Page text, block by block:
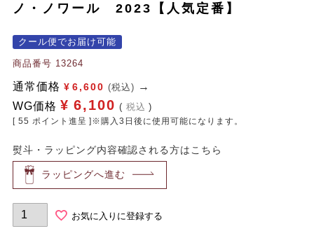
ノ・ノワール 2023【人気定番】
クール便でお届け可能
商品番号 13264
通常価格 ¥ 6,600 (税込)
WG価格 ¥ 6,100 税込
[ 55 ポイント進呈 ]※購入3日後に使用可能になります。
熨斗・ラッピング内容確認される方はこちら
ラッピングへ進む
お気に入りに登録する